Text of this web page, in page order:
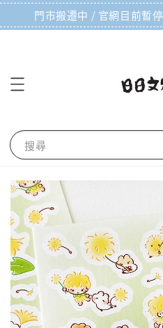
門市搬遷中 / 官網目前暫
搜尋